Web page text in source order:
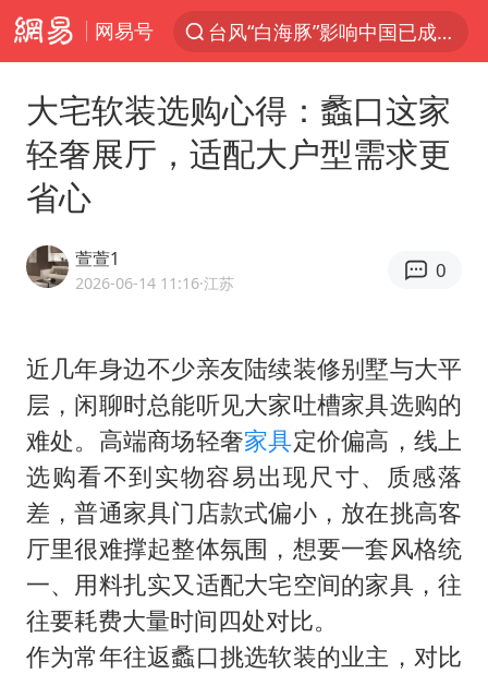
网易号
探寻“技能+”促就业创业新路
印度暴发金迪普拉病毒
41岁女子为鼓励女儿考上985研究生
“事业单位招聘不是人情买卖”
李亚鹏向地铁吐血女孩捐99999元
新华社权威快报|我国编制完成新版全月地质图
80后女柜员逆袭成4200亿银行副行长
“银行午休1.5小时”留个窗口行不行
如何把百年大党建设得更加坚强有力
曝张一鸣下死命令：不依赖AI蒸馏技术
你常吃的兰州拉面要改名了
大宅软装选购心得：蠡口这家
轻奢展厅，适配大户型需求更
省心
萱萱1
2026-06-14 11:16·江苏
0
近几年身边不少亲友陆续装修别墅与大平
层，闲聊时总能听见大家吐槽家具选购的
难处。高端商场轻奢家具定价偏高，线上
选购看不到实物容易出现尺寸、质感落
差，普通家具门店款式偏小，放在挑高客
厅里很难撑起整体氛围，想要一套风格统
一、用料扎实又适配大宅空间的家具，往
往要耗费大量时间四处对比。
作为常年往返蠡口挑选软装的业主，对比